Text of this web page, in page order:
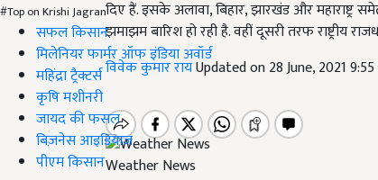
#Top on Krishi Jagran
सफल किसान
मिलेनियर फार्मर ऑफ इंडिया अवॉर्ड
महिंद्रा ट्रैक्टर्स
कृषि मशीनरी
जायद की फसल
बिज़नेस आइडियाज
पीएम किसान
दिए हैं. इसके अलावा, बिहार, झारखंड और
झमाझम बारिश हो रही है. वहीं दूसरी तरफ राष्ट्रीय
विवेक कुमार रायUpdated on 28 June, 2021
Weather News